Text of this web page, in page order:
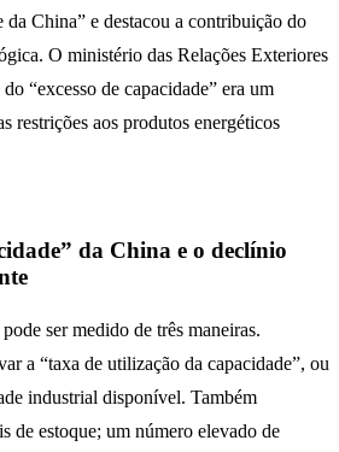
da China” e destacou a contribuição do
O ministério das Relações Exteriores
“excesso de capacidade” era um
restrições aos produtos energéticos
da China e o declínio
ser medido de três maneiras.
a “taxa de utilização da capacidade”, ou
industrial disponível. Também
de estoque; um número elevado de